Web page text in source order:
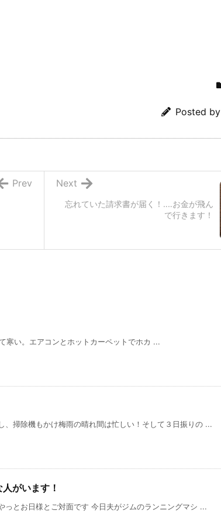
Posted by
忘れていた請求書が届く！‥‥お金が飛ん
で行きます！
Next
Prev
寒い。エアコンとホットカーペットでホカ ...
、掃除機もかけ梅雨の晴れ間は忙しい！そして３日振りの ...
がいます！
っとお日様とご対面です 今日夫がジムのランニングマシ ...